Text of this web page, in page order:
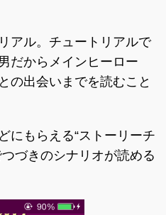
アル。チュートリアルで
だからメインヒーロー
の出会いまでを読むこと
にもらえる“ストーリーチ
づきのシナリオが読める